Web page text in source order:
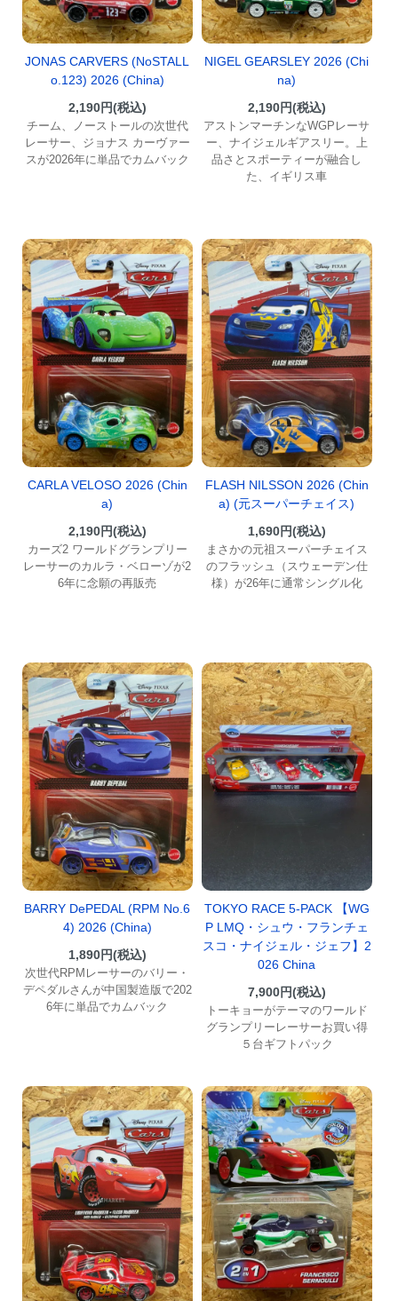
JONAS CARVERS (NoSTALL
o.123) 2026 (China)
2,190円(税込)
チーム、ノーストールの次世代
レーサー、ジョナス カーヴァー
スが2026年に単品でカムバック
NIGEL GEARSLEY 2026 (Chi
na)
2,190円(税込)
アストンマーチンなWGPレーサ
ー、ナイジェルギアスリー。上
品さとスポーティーが融合し
た、イギリス車
CARLA VELOSO 2026 (Chin
a)
2,190円(税込)
カーズ2 ワールドグランプリー
レーサーのカルラ・ベローゾが2
6年に念願の再販売
FLASH NILSSON 2026 (Chin
a) (元スーパーチェイス)
1,690円(税込)
まさかの元祖スーパーチェイス
のフラッシュ（スウェーデン仕
様）が26年に通常シングル化
BARRY DePEDAL (RPM No.6
4) 2026 (China)
1,890円(税込)
次世代RPMレーサーのバリー・
デペダルさんが中国製造版で202
6年に単品でカムバック
TOKYO RACE 5-PACK 【WG
P LMQ・シュウ・フランチェ
スコ・ナイジェル・ジェフ】2
026 China
7,900円(税込)
トーキョーがテーマのワールド
グランプリーレーサーお買い得
５台ギフトパック